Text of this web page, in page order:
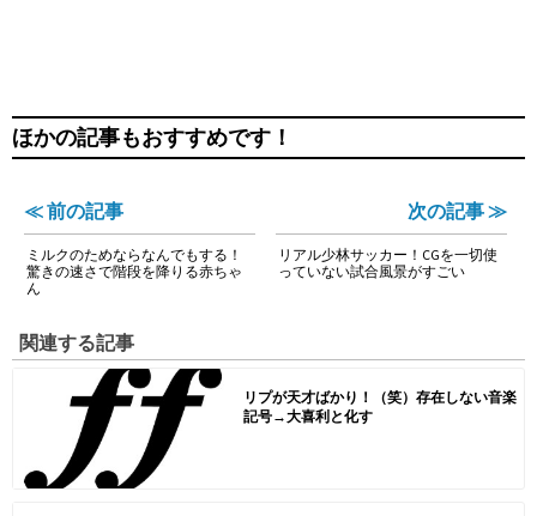
ほかの記事もおすすめです！
≪ 前の記事
ミルクのためならなんでもする！
驚きの速さで階段を降りる赤ちゃ
ん
次の記事 ≫
リアル少林サッカー！CGを一切使
っていない試合風景がすごい
関連する記事
リプが天才ばかり！（笑）存在しない音楽
記号→大喜利と化す